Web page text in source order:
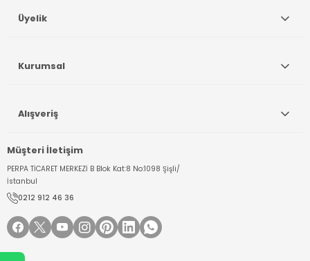
Müşteri İletişim
PERPA TİCARET MERKEZİ B Blok Kat:8 No:1098 Şişli/
İstanbul
0212 912 46 36
Üyelik
Kurumsal
Alışveriş